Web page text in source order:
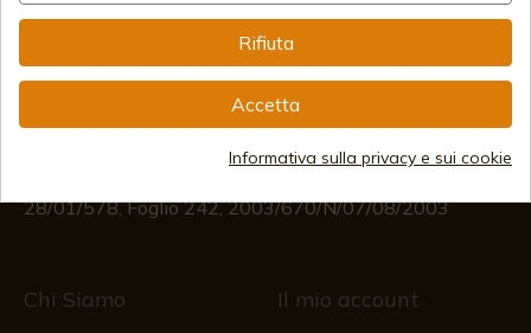
(+34)978 877 088
Informazioni per il cliente
Dal lunedì al venerdì dalle 09:00 alle 15:00
28/01/578, Foglio 242, 2003/670/N/07/08/2003
Chi Siamo Il mio account
Rifiuta
Accetta
Informativa sulla privacy e sui cookie